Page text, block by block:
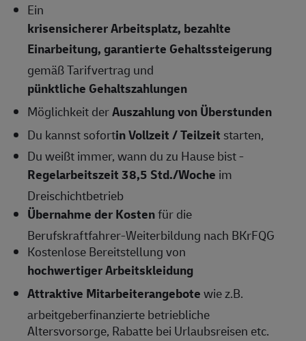
Ein
krisensicherer Arbeitsplatz, bezahlte
Einarbeitung, garantierte Gehaltssteigerung
gemäß Tarifvertrag und
pünktliche Gehaltszahlungen
Möglichkeit derAuszahlung von Überstunden
Du kannst sofortin Vollzeit / Teilzeit starten,
Du weißt immer, wann du zu Hause bist -
Regelarbeitszeit 38,5 Std./Woche im
Dreischichtbetrieb
Übernahme der Kostenfür die
Berufskraftfahrer-Weiterbildung nach BKrFQG
Kostenlose Bereitstellung von
hochwertiger Arbeitskleidung
Attraktive Mitarbeiterangebotewie z.B.
arbeitgeberfinanzierte betriebliche
Altersvorsorge, Rabatte bei Urlaubsreisen etc.